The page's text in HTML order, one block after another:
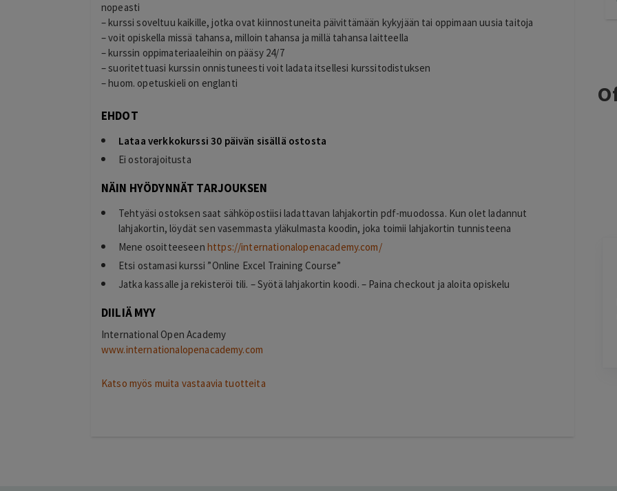
nopeasti
– kurssi soveltuu kaikille, jotka ovat kiinnostuneita päivittämään kykyjään tai oppimaan uusia taitoja
– voit opiskella missä tahansa, milloin tahansa ja millä tahansa laitteella
– kurssin oppimateriaaleihin on pääsy 24/7
– suoritettuasi kurssin onnistuneesti voit ladata itsellesi kurssitodistuksen
– huom. opetuskieli on englanti
EHDOT
Lataa verkkokurssi 30 päivän sisällä ostosta
Ei ostorajoitusta
NÄIN HYÖDYNNÄT TARJOUKSEN
Tehtyäsi ostoksen saat sähköpostiisi ladattavan lahjakortin pdf-muodossa. Kun olet ladannut
lahjakortin, löydät sen vasemmasta yläkulmasta koodin, joka toimii lahjakortin tunnisteena
Mene osoitteeseen https://internationalopenacademy.com/
Etsi ostamasi kurssi ”Online Excel Training Course”
Jatka kassalle ja rekisteröi tili. – Syötä lahjakortin koodi. – Paina checkout ja aloita opiskelu
DIILIÄ MYY
International Open Academy
www.internationalopenacademy.com
Katso myös muita vastaavia tuotteita
2 days ago
Lisätty
2 days ago